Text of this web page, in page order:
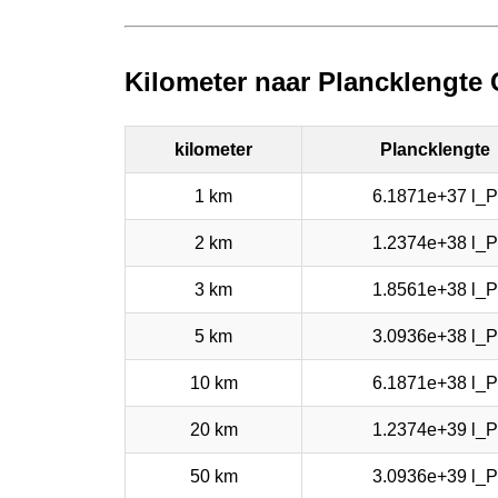
Kilometer naar Plancklengte
kilometer Plancklengte
1 km 6.1871e+37 l_P
2 km 1.2374e+38 l_P
3 km 1.8561e+38 l_P
5 km 3.0936e+38 l_P
10 km 6.1871e+38 l_P
20 km 1.2374e+39 l_P
50 km 3.0936e+39 l_P